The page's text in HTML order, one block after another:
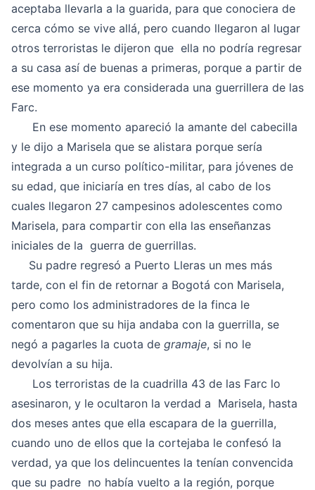
aceptaba llevarla a la guarida, para que conociera de
cerca cómo se vive allá, pero cuando llegaron al lugar
otros terroristas le dijeron que ella no podría regresar
a su casa así de buenas a primeras, porque a partir de
ese momento ya era considerada una guerrillera de las
Farc.
En ese momento apareció la amante del cabecilla
y le dijo a Marisela que se alistara porque sería
integrada a un curso político-militar, para jóvenes de
su edad, que iniciaría en tres días, al cabo de los
cuales llegaron 27 campesinos adolescentes como
Marisela, para compartir con ella las enseñanzas
iniciales de la guerra de guerrillas.
Su padre regresó a Puerto Lleras un mes más
tarde, con el fin de retornar a Bogotá con Marisela,
pero como los administradores de la finca le
comentaron que su hija andaba con la guerrilla, se
negó a pagarles la cuota de gramaje, si no le
devolvían a su hija.
Los terroristas de la cuadrilla 43 de las Farc lo
asesinaron, y le ocultaron la verdad a Marisela, hasta
dos meses antes que ella escapara de la guerrilla,
cuando uno de ellos que la cortejaba le confesó la
verdad, ya que los delincuentes la tenían convencida
que su padre no había vuelto a la región, porque